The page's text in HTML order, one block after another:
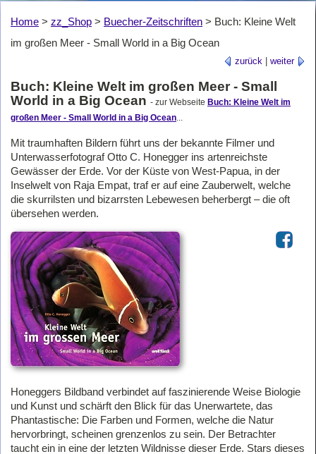
Home > zz_Shop > Buecher-Zeitschriften > Buch: Kleine Welt
im großen Meer - Small World in a Big Ocean
zurück | weiter
Buch: Kleine Welt im großen Meer - Small
World in a Big Ocean - zur Webseite Buch: Kleine Welt im
großen Meer - Small World in a Big Ocean...
Mit traumhaften Bildern führt uns der bekannte Filmer und
Unterwasserfotograf Otto C. Honegger ins artenreichste
Gewässer der Erde. Vor der Küste von West-Papua, in der
Inselwelt von Raja Empat, traf er auf eine Zauberwelt, welche
die skurrilsten und bizarrsten Lebewesen beherbergt – die oft
übersehen werden.
Honeggers Bildband verbindet auf faszinierende Weise Biologie
und Kunst und schärft den Blick für das Unerwartete, das
Phantastische: Die Farben und Formen, welche die Natur
hervorbringt, scheinen grenzenlos zu sein. Der Betrachter
taucht ein in eine der letzten Wildnisse dieser Erde. Stars dieses